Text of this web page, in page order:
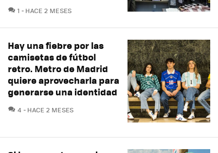
1 COMENTARIOS
HACE 2 MESES
Hay una fiebre por las
camisetas de fútbol
retro. Metro de Madrid
quiere aprovecharla para
generarse una identidad
4 COMENTARIOS
HACE 2 MESES